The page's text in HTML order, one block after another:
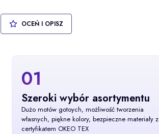
OCEŃ I OPISZ
01
Szeroki wybór asortymentu
Dużo motów gotoych, możliwość tworzenia
własnych, piękne kolory, bezpieczne materiały z
certyfikatem OKEO TEX